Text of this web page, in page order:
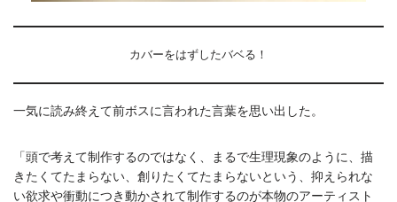
カバーをはずしたバベる！
一気に読み終えて前ボスに言われた言葉を思い出した。
「頭で考えて制作するのではなく、まるで生理現象のように、描
きたくてたまらない、創りたくてたまらないという、抑えられな
い欲求や衝動につき動かされて制作するのが本物のアーティスト